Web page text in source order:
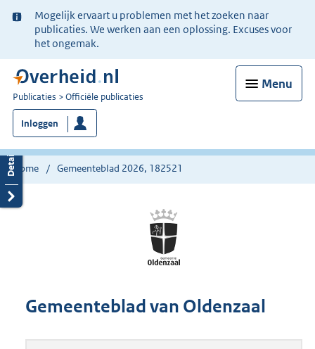
Ter
informatie:
Mogelijk ervaart u problemen met het zoeken naar
publicaties. We werken aan een oplossing. Excuses voor
het ongemak.
Menu
U
bent
nu
hier:
Publicaties Officiële publicaties
Inloggen
Home Gemeenteblad 2026, 182521
Gemeenteblad van Oldenzaal